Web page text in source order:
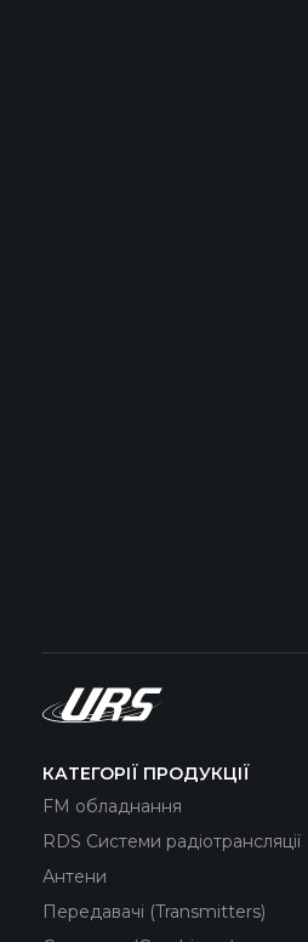
КАТЕГОРІЇ ПРОДУКЦІЇ
FM обладнання
RDS Системи радіотрансляції
Антени
Передавачі (Transmitters)